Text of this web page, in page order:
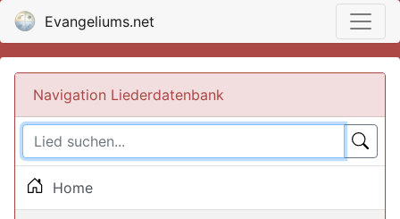
Evangeliums.net
Navigation Liederdatenbank
Home